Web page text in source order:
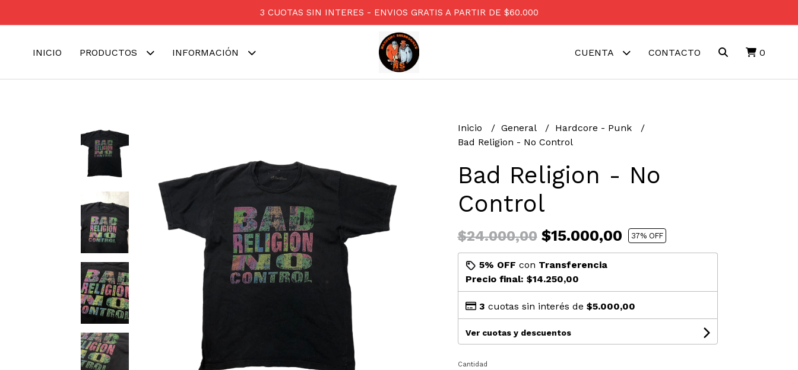
3 CUOTAS SIN INTERES - ENVIOS GRATIS A PARTIR DE $60.000
INICIO PRODUCTOS INFORMACIÓN CUENTA CONTACTO 0
Inicio General
Hardcore - Punk
Bad Religion - No Control
Bad Religion - No
Control
$24.000,00$15.000,00 37% OFF
5% OFF con Transferencia
Precio final: $14.250,00
3 cuotas sin interés de $5.000,00
Ver cuotas y descuentos
Cantidad